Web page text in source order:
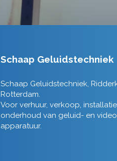
Schaap Geluidstechniek
Schaap Geluidstechniek,
Rotterdam.
Voor verhuur, verkoop,
onderhoud van geluid- en
apparatuur.